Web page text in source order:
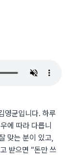
영균입니다. 하루
에 따라 다릅니
맞는 분이 있고,
받으면 “돈만 쓰